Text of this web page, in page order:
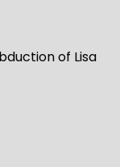
of Lisa